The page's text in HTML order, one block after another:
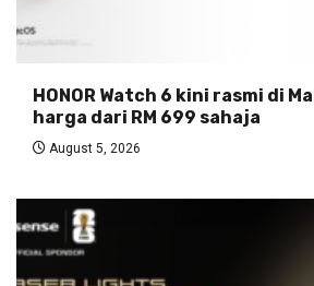
HONOR Watch 6 kini rasmi di
harga dari RM 699 sahaja
August 5, 2026